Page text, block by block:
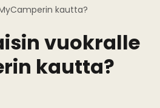
kautta?
vuokralle
kautta?